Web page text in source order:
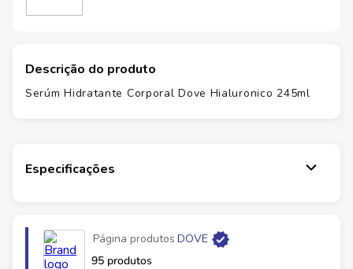
Descrição do produto
Serúm Hidratante Corporal Dove Hialuronico 245ml
Especificações
Página produtos DOVE
95 produtos